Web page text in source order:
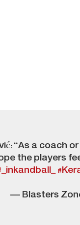
“As a coach
the players
— Blasters